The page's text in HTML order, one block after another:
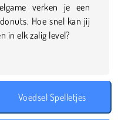
verken je een
Hoe snel kan jij
in elk zalig level?
Voedsel Spelletjes